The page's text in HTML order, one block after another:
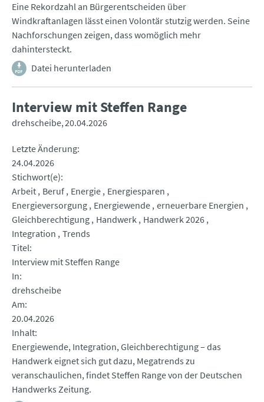
Eine Rekordzahl an Bürgerentscheiden über
Windkraftanlagen lässt einen Volontär stutzig werden. Seine
Nachforschungen zeigen, dass womöglich mehr
dahintersteckt.
Datei herunterladen
Interview mit Steffen Range
drehscheibe 20.04.2026
Letzte Änderung
24.04.2026
Stichwort(e)
Arbeit Beruf Energie Energiesparen
Energieversorgung Energiewende erneuerbare Energien
Gleichberechtigung Handwerk Handwerk 2026
Integration Trends
Titel
Interview mit Steffen Range
In
drehscheibe
Am
20.04.2026
Inhalt
Energiewende, Integration, Gleichberechtigung – das
Handwerk eignet sich gut dazu, Megatrends zu
veranschaulichen, findet Steffen Range von der Deutschen
Handwerks Zeitung.